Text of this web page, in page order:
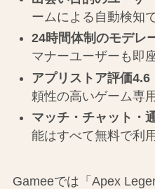
ームによる自動検知
24時間体制のモデレ
マナーユーザーも即
アプリストア評価
頼性の高いゲーム専
マッチ・チャット・
能はすべて無料で利
Gameeでは「Apex